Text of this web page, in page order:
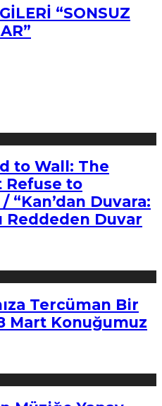
“SONSUZ
to Wall: The
Refuse to
“Kan’dan Duvara:
Reddeden Duvar
Tercüman Bir
Mart Konuğumuz